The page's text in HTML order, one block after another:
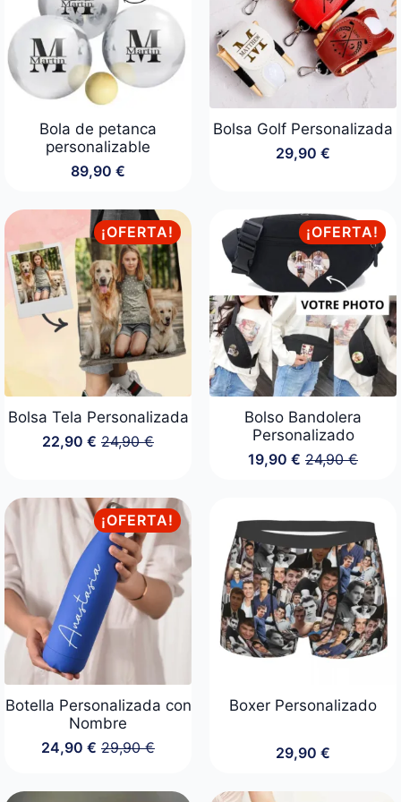
Bola de petanca
personalizable
89,90 €
Bolsa Golf Personalizada
29,90 €
¡OFERTA!
Bolsa Tela Personalizada
24,90€
El
era:
24,90 €.
22,90€ El
es:
22,90 €.
¡OFERTA!
Bolso Bandolera
Personalizado
24,90€
El
era:
24,90 €.
19,90€ El
es:
19,90 €.
¡OFERTA!
Botella Personalizada con
Nombre
29,90€
El
original
24,90€ El
actual
Boxer Personalizado
29,90 €